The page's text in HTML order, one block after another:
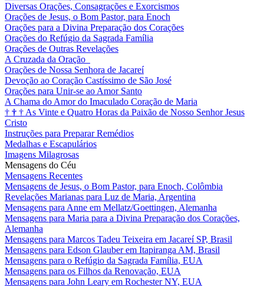
Diversas Orações, Consagrações e Exorcismos
Orações de Jesus, o Bom Pastor, para Enoch
Orações para a Divina Preparação dos Corações
Orações do Refúgio da Sagrada Família
Orações de Outras Revelações
A Cruzada da Oração
Orações de Nossa Senhora de Jacareí
Devoção ao Coração Castíssimo de São José
Orações para Unir-se ao Amor Santo
A Chama do Amor do Imaculado Coração de Maria
† † † As Vinte e Quatro Horas da Paixão de Nosso Senhor Jesus
Cristo
Instruções para Preparar Remédios
Medalhas e Escapulários
Imagens Milagrosas
Mensagens do Céu
Mensagens Recentes
Mensagens de Jesus, o Bom Pastor, para Enoch, Colômbia
Revelações Marianas para Luz de Maria, Argentina
Mensagens para Anne em Mellatz/Goettingen, Alemanha
Mensagens para Maria para a Divina Preparação dos Corações,
Alemanha
Mensagens para Marcos Tadeu Teixeira em Jacareí SP, Brasil
Mensagens para Edson Glauber em Itapiranga AM, Brasil
Mensagens para o Refúgio da Sagrada Família, EUA
Mensagens para os Filhos da Renovação, EUA
Mensagens para John Leary em Rochester NY, EUA